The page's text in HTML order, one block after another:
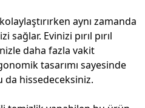
aynı zamanda
Evinizi pırıl pırıl
daha fazla vakit
tasarımı sayesinde
da hissedeceksiniz.